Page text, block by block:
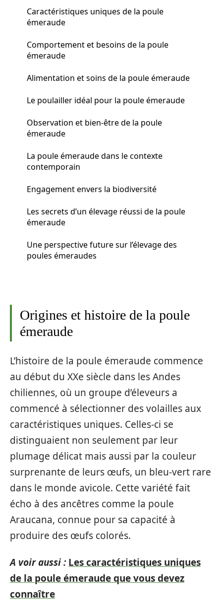
Caractéristiques uniques de la poule
émeraude
Comportement et besoins de la poule
émeraude
Alimentation et soins de la poule émeraude
Le poulailler idéal pour la poule émeraude
Observation et bien-être de la poule
émeraude
La poule émeraude dans le contexte
contemporain
Engagement envers la biodiversité
Les secrets d’un élevage réussi de la poule
émeraude
Une perspective future sur l’élevage des
poules émeraudes
Origines et histoire de la poule
émeraude
L’histoire de la poule émeraude commence
au début du XXe siècle dans les Andes
chiliennes, où un groupe d’éleveurs a
commencé à sélectionner des volailles aux
caractéristiques uniques. Celles-ci se
distinguaient non seulement par leur
plumage délicat mais aussi par la couleur
surprenante de leurs œufs, un bleu-vert rare
dans le monde avicole. Cette variété fait
écho à des ancêtres comme la poule
Araucana, connue pour sa capacité à
produire des œufs colorés.
A voir aussi : Les caractéristiques uniques
de la poule émeraude que vous devez
connaître